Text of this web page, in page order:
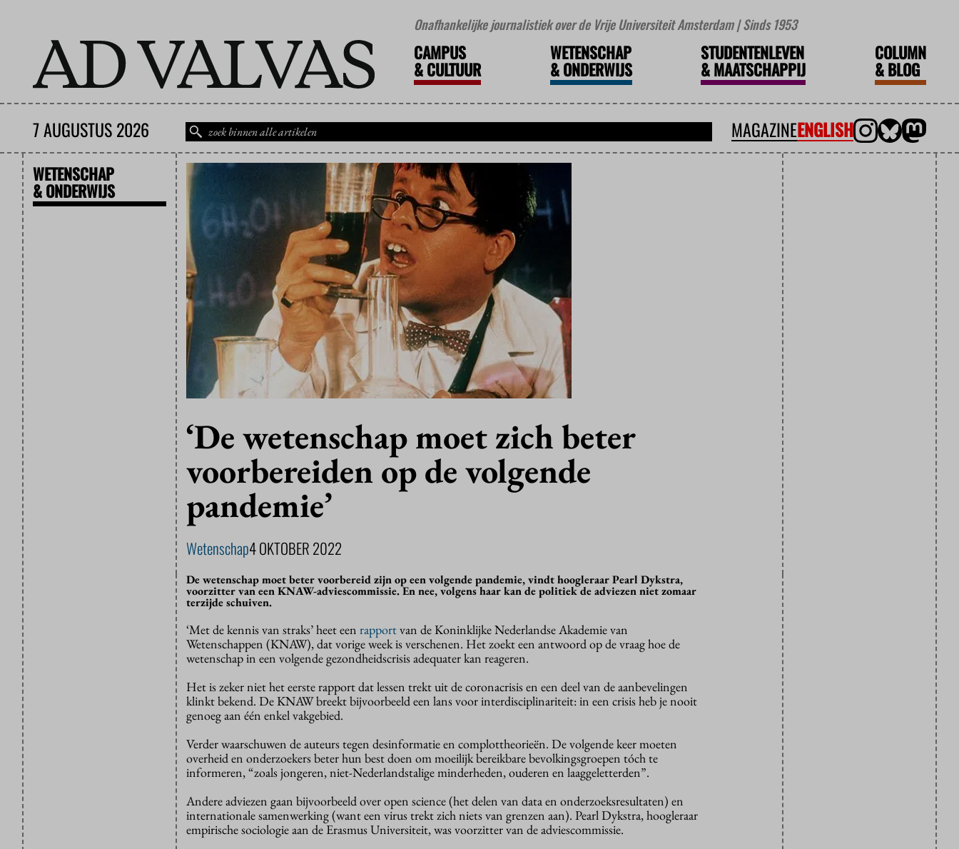
Onafhankelijke journalistiek over de Vrije Universiteit Amsterdam | Sinds 1953
CAMPUS
&CULTUUR
WETENSCHAP
&ONDERWIJS
STUDENTENLEVEN
&MAATSCHAPPIJ
COLUMN
&BLOG
7 AUGUSTUS 2026 MAGAZINEENGLISH
WETENSCHAP
& ONDERWIJS
‘De wetenschap moet zich beter
voorbereiden op de volgende
pandemie’
Wetenschap4 OKTOBER 2022
De wetenschap moet beter voorbereid zijn op een volgende pandemie, vindt hoogleraar Pearl Dykstra,
voorzitter van een KNAW-adviescommissie. En nee, volgens haar kan de politiek de adviezen niet zomaar
terzijde schuiven.
‘Met de kennis van straks’ heet een rapportvan de Koninklijke Nederlandse Akademie van
Wetenschappen (KNAW), dat vorige week is verschenen. Het zoekt een antwoord op de vraag hoe de
wetenschap in een volgende gezondheidscrisis adequater kan reageren.
Het is zeker niet het eerste rapport dat lessen trekt uit de coronacrisis en een deel van de aanbevelingen
klinkt bekend. De KNAW breekt bijvoorbeeld een lans voor interdisciplinariteit: in een crisis heb je nooit
genoeg aan één enkel vakgebied.
Verder waarschuwen de auteurs tegen desinformatie en complottheorieën. De volgende keer moeten
overheid en onderzoekers beter hun best doen om moeilijk bereikbare bevolkingsgroepen tóch te
informeren, “zoals jongeren, niet-Nederlandstalige minderheden, ouderen en laaggeletterden”.
Andere adviezen gaan bijvoorbeeld over open science (het delen van data en onderzoeksresultaten) en
internationale samenwerking (want een virus trekt zich niets van grenzen aan). Pearl Dykstra, hoogleraar
empirische sociologie aan de Erasmus Universiteit, was voorzitter van de adviescommissie.